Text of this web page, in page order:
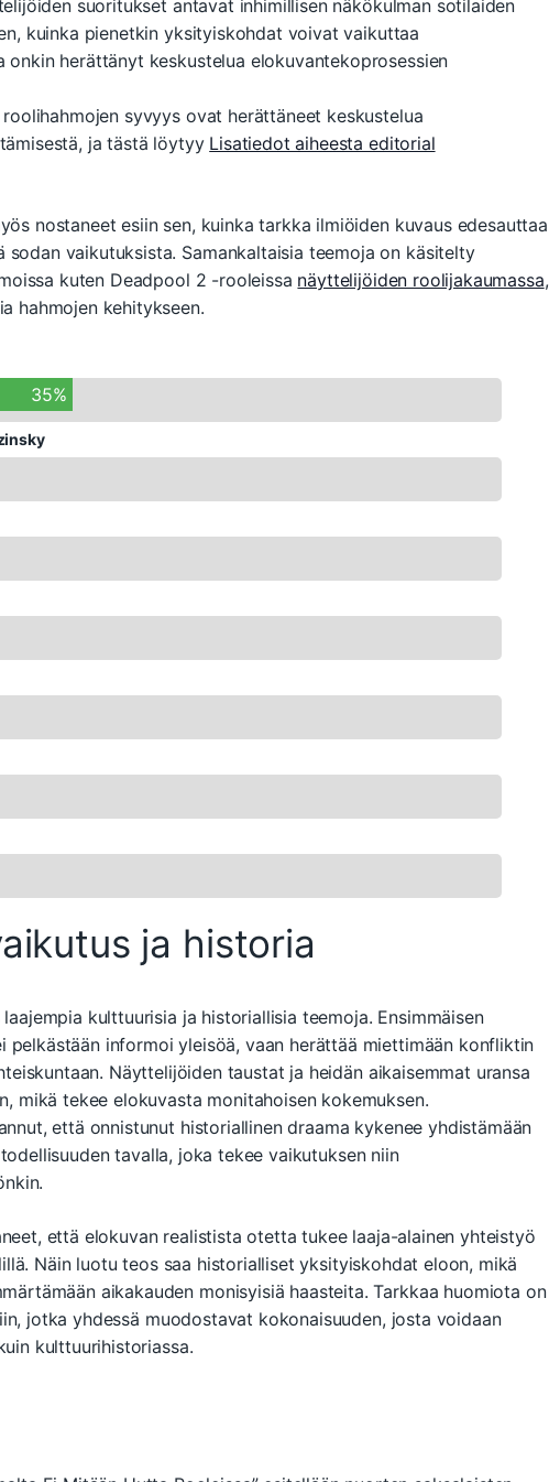
suoritukset antavat inhimillisen näkökulman sotilaiden
kuinka pienetkin yksityiskohdat voivat vaikuttaa
onkin herättänyt keskustelua elokuvantekoprosessien
syvyys ovat herättäneet keskustelua
ja tästä löytyy Lisatiedot aiheesta editorial
nostaneet esiin sen, kuinka tarkka ilmiöiden kuvaus edesauttaa
sodan vaikutuksista. Samankaltaisia teemoja on käsitelty
kuten Deadpool 2 -rooleissa näyttelijöiden roolijakaumassa,
hahmojen kehitykseen.
35%
ja historia
kulttuurisia ja historiallisia teemoja. Ensimmäisen
pelkästään informoi yleisöä, vaan herättää miettimään konfliktin
Näyttelijöiden taustat ja heidän aikaisemmat uransa
mikä tekee elokuvasta monitahoisen kokemuksen.
että onnistunut historiallinen draama kykenee yhdistämään
tavalla, joka tekee vaikutuksen niin
että elokuvan realistista otetta tukee laaja-alainen yhteistyö
Näin luotu teos saa historialliset yksityiskohdat eloon, mikä
aikakauden monisyisiä haasteita. Tarkkaa huomiota on
jotka yhdessä muodostavat kokonaisuuden, josta voidaan
kulttuurihistoriassa.